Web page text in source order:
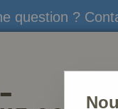
question ?